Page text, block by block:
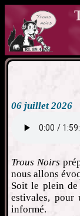
06 juillet 2026
Trous Noirs
nous allons
Soit le plein de
estivales, pour
informé.